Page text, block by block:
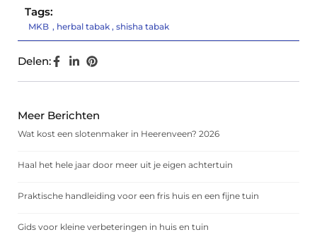
Tags:
MKB , herbal tabak , shisha tabak
Delen:
Meer Berichten
Wat kost een slotenmaker in Heerenveen? 2026
Haal het hele jaar door meer uit je eigen achtertuin
Praktische handleiding voor een fris huis en een fijne tuin
Gids voor kleine verbeteringen in huis en tuin